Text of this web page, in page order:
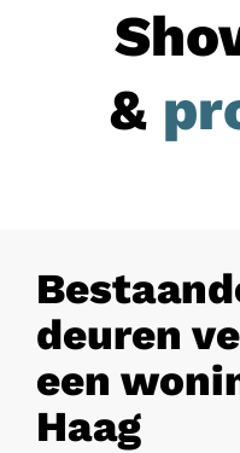
&
deuren
een
Haag